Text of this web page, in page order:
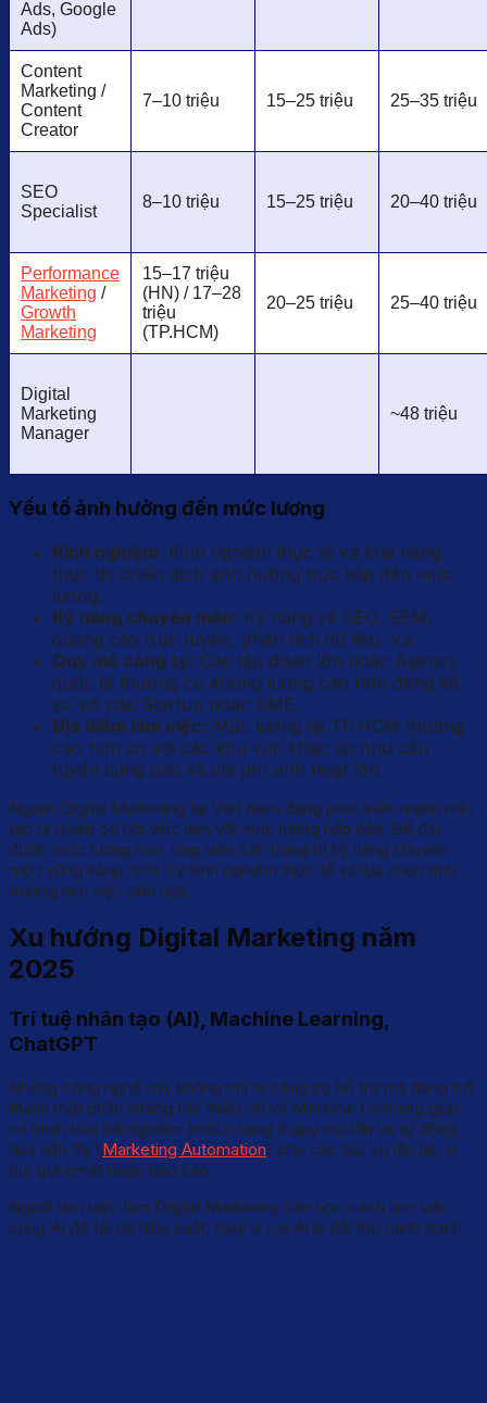
Ads, Google
Ads)
Content
Marketing /
Content
Creator
7–10 triệu 15–25 triệu 25–35 triệu
SEO
Specialist
8–10 triệu 15–25 triệu 20–40 triệu
Performance
Marketing /
Growth
Marketing
15–17 triệu
(HN) / 17–28
triệu
(TP.HCM)
20–25 triệu 25–40 triệu
Digital
Marketing
Manager
~48 triệu
Yếu tố ảnh hưởng đến mức lương
Kinh nghiệm: Kinh nghiệm thực tế và khả năng
thực thi chiến dịch ảnh hưởng trực tiếp đến mức
lương.
Kỹ năng chuyên môn: Kỹ năng về SEO, SEM,
quảng cáo trực tuyến, phân tích dữ liệu, v.v.
Quy mô công ty: Các tập đoàn lớn hoặc Agency
quốc tế thường có khung lương cao hơn đáng kể
so với các Startup hoặc SME.
Địa điểm làm việc: Mức lương tại TP.HCM thường
cao hơn so với các khu vực khác do nhu cầu
tuyển dụng cao và chi phí sinh hoạt lớn.
Ngành Digital Marketing tại Việt Nam đang phát triển mạnh mẽ,
tạo ra nhiều cơ hội việc làm với mức lương hấp dẫn. Để đạt
được mức lương cao, ứng viên cần trang bị kỹ năng chuyên
môn vững vàng, tích lũy kinh nghiệm thực tế và lựa chọn môi
trường làm việc phù hợp.
Xu hướng Digital Marketing năm
2025
Trí tuệ nhân tạo (AI), Machine Learning,
ChatGPT
Những công nghệ này không chỉ là công cụ hỗ trợ mà đang trở
thành một phần không thể thiếu. AI và Machine Learning giúp
cá nhân hóa trải nghiệm khách hàng ở quy mô lớn và tự động
hóa tiếp thị (Marketing Automation) cho các tác vụ lặp lại, ví
dụ: gửi email hoặc báo cáo.
Người làm việc làm Digital Marketing cần học cách làm việc
cùng AI để tối ưu hiệu suất, thay vì coi AI là đối thủ cạnh tranh.